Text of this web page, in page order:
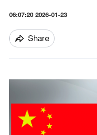
06:07:20 2026-01-23
Share